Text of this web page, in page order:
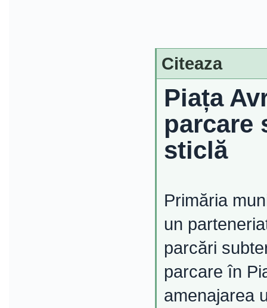
Citeaza
Piața
parcare
sticlă
Primăria
un
parcări
parcare în
amenajarea